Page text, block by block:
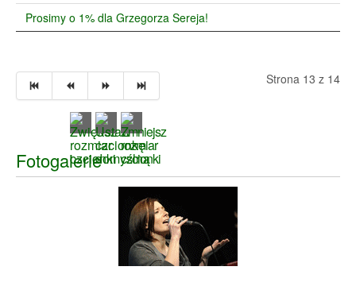
Prosimy o 1% dla Grzegorza Sereja!
Strona 13 z 14
Fotogalerie